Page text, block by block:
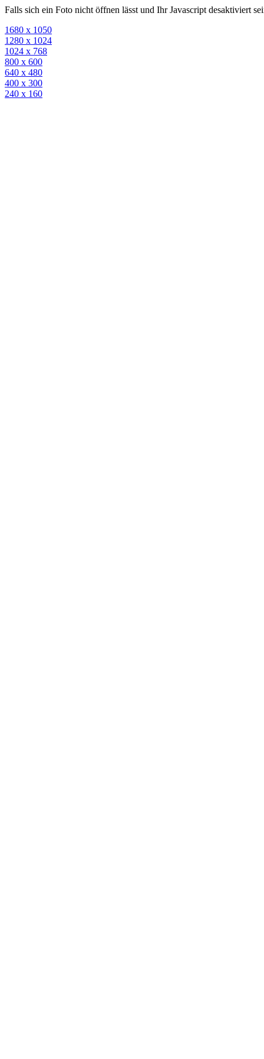
Falls sich ein Foto nicht öffnen lässt und Ihr Javascript desaktiviert
1680 x 1050
1280 x 1024
1024 x 768
800 x 600
640 x 480
400 x 300
240 x 160